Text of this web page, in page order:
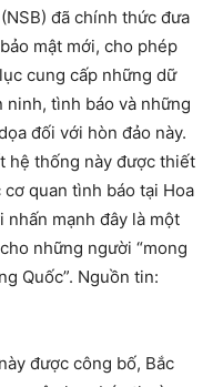
đã chính thức đưa
mật mới, cho phép
cung cấp những dữ
ninh, tình báo và những
đối với hòn đảo này.
hệ thống này được thiết
quan tình báo tại Hoa
nhấn mạnh đây là một
những người “mong
Quốc”. Nguồn tin:
được công bố, Bắc